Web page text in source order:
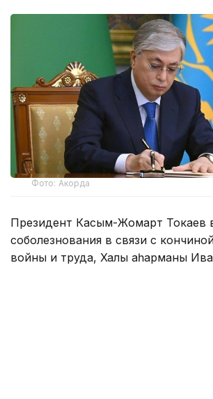
Фото: Акорда
Президент Касым-Жомарт Токаев
соболезнования в связи с
войны и труда, Халық қаһарманы